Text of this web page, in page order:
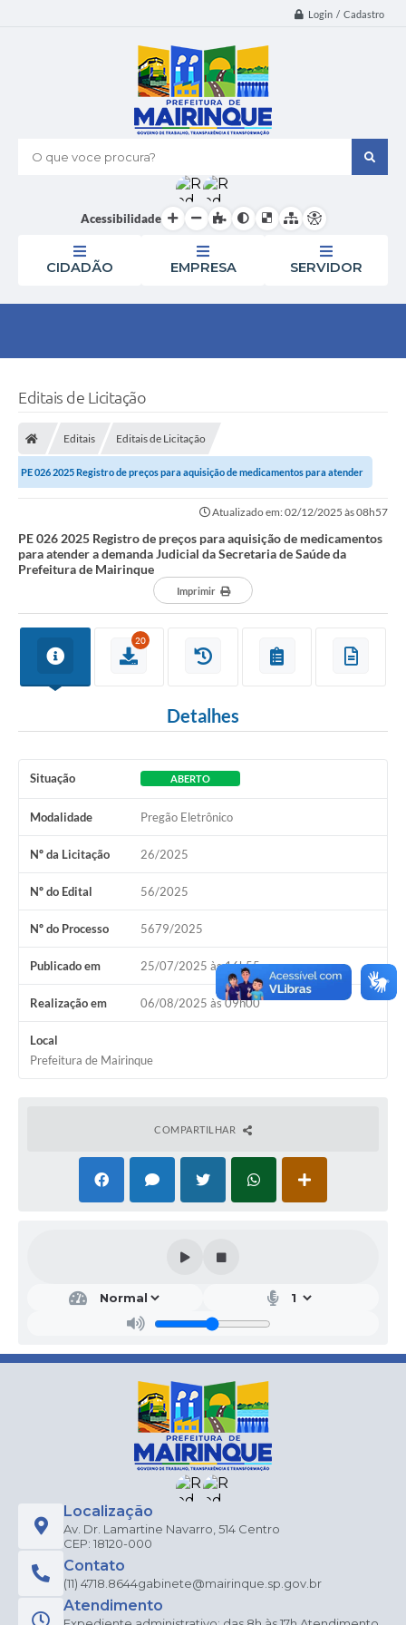
Login / Cadastro
O que voce procura?
Acessibilidade
CIDADÃO EMPRESA SERVIDOR
Editais de Licitação
Editais Editais de Licitação
PE 026 2025 Registro de preços para aquisição de medicamentos para atender
Atualizado em: 02/12/2025 às 08h57
PE 026 2025 Registro de preços para aquisição de medicamentos
para atender a demanda Judicial da Secretaria de Saúde da
Prefeitura de Mairinque
Imprimir
20
Detalhes
Situação ABERTO
Modalidade Pregão Eletrônico
Nº da Licitação 26/2025
Nº do Edital 56/2025
Nº do Processo 5679/2025
Publicado em 25/07/2025 às 16h55
Realização em 06/08/2025 às 09h00
Local
Prefeitura de Mairinque
COMPARTILHAR
Localização
Av. Dr. Lamartine Navarro, 514 Centro
CEP: 18120-000
Contato
(11) 4718.8644gabinete@mairinque.sp.gov.br
Atendimento